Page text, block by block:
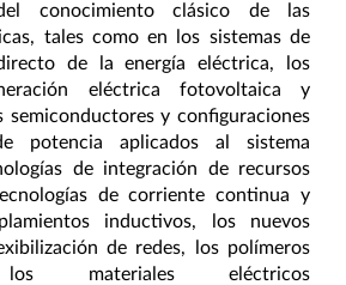
conocimiento clásico de las
tales como en los sistemas de
de la energía eléctrica, los
eléctrica fotovoltaica y
semiconductores y configuraciones
potencia aplicados al sistema
de integración de recursos
de corriente continua y
inductivos, los nuevos
de redes, los polímeros
los materiales eléctricos